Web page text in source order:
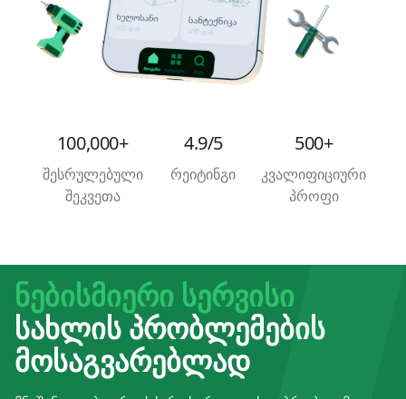
100,000+
Შესრულებული
Შეკვეთა
4.9/5
Რეიტინგი
500+
Კვალიფიციური
Პროფი
ნებისმიერი სერვისი
სახლის პრობლემების
მოსაგვარებლად